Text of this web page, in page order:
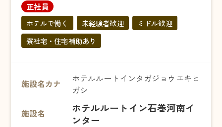
正社員
ホテルで働く 未経験者歓迎
ミドル歓迎
寮社宅・住宅補助あり
施設名カナ
ホテルルートインタガジョウエキヒ
ガシ
施設名
ホテルルートイン石巻河南イ
ンター